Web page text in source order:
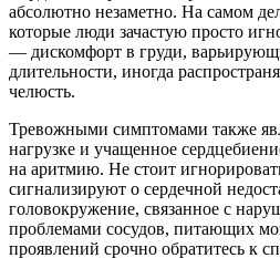
абсолютно незаметно. На самом
которые люди зачастую просто
— дискомфорт в груди,
длительности, иногда
челюсть.
Тревожными симптомами также
нагрузке и учащенное
на аритмию. Не стоит
сигнализируют о сердечной
головокружение, связанное с
проблемами сосудов, питающих
проявлений срочно обратитесь к